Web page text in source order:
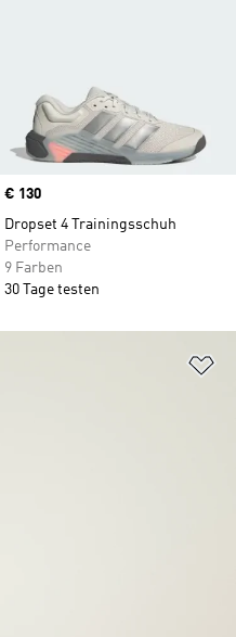
Price
€ 130
Dropset 4 Trainingsschuh
Performance
9 Farben
30 Tage testen